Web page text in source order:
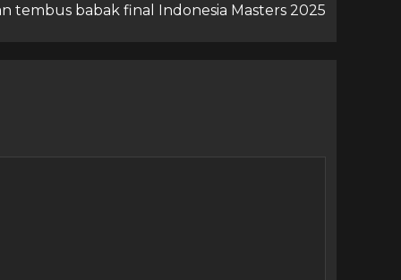
tembus babak final Indonesia Masters 2025